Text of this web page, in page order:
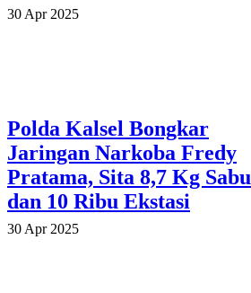
30 Apr 2025
Polda Kalsel Bongkar
Jaringan Narkoba Fredy
Pratama, Sita 8,7 Kg Sabu
dan 10 Ribu Ekstasi
30 Apr 2025